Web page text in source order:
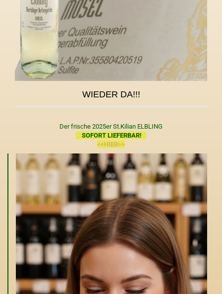
WIEDER DA!!!
Der frische 2025er St.Kilian ELBLING
SOFORT LIEFERBAR!
<<HIER>>